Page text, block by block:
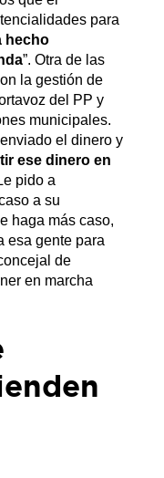
para
hecho
”. Otra de las
la gestión de
del PP y
municipales.
el dinero y
ese dinero en
pido a
a su
haga más caso,
esa gente para
de
en marcha